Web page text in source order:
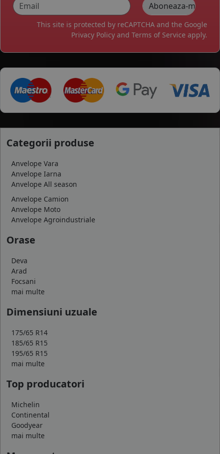
This site is protected by reCAPTCHA and the Google
Privacy Policy and Terms of Service apply.
Categorii produse
Anvelope Vara
Anvelope Iarna
Anvelope All season
Anvelope Camion
Anvelope Moto
Anvelope Agroindustriale
Orase
Deva
Arad
Focsani
mai multe
Dimensiuni uzuale
175/65 R14
185/65 R15
195/65 R15
mai multe
Top producatori
Michelin
Continental
Goodyear
mai multe